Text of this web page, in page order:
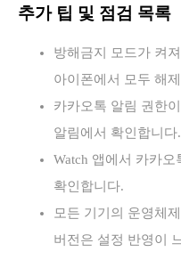
추가 팁 및 점검 목록
방해금지 모드가 켜
아이폰에서 모두 해
카카오톡 알림 권한
알림에서 확인합니다.
Watch 앱에서 카카
확인합니다.
모든 기기의 운영체
버전은 설정 반영이